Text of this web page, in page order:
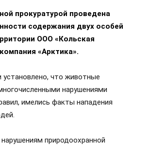
прокуратурой проведена
содержания двух особей
ООО «Кольская
«Арктика».
установлено, что животные
нарушениями
имелись факты нападения
природоохранной